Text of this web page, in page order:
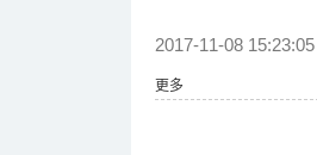
2017-11-08 15:23:05
更多